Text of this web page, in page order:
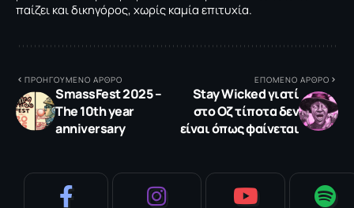
παίζει και δικηγόρος, χωρίς καμία επιτυχία.
ΠΡΟΗΓΟΥΜΕΝΟ ΑΡΘΡΟ
SmassFest 2025 –
The 10th year
anniversary
ΕΠΟΜΕΝΟ ΑΡΘΡΟ
Stay Wicked γιατί
στο Οζ τίποτα δεν
είναι όπως φαίνεται